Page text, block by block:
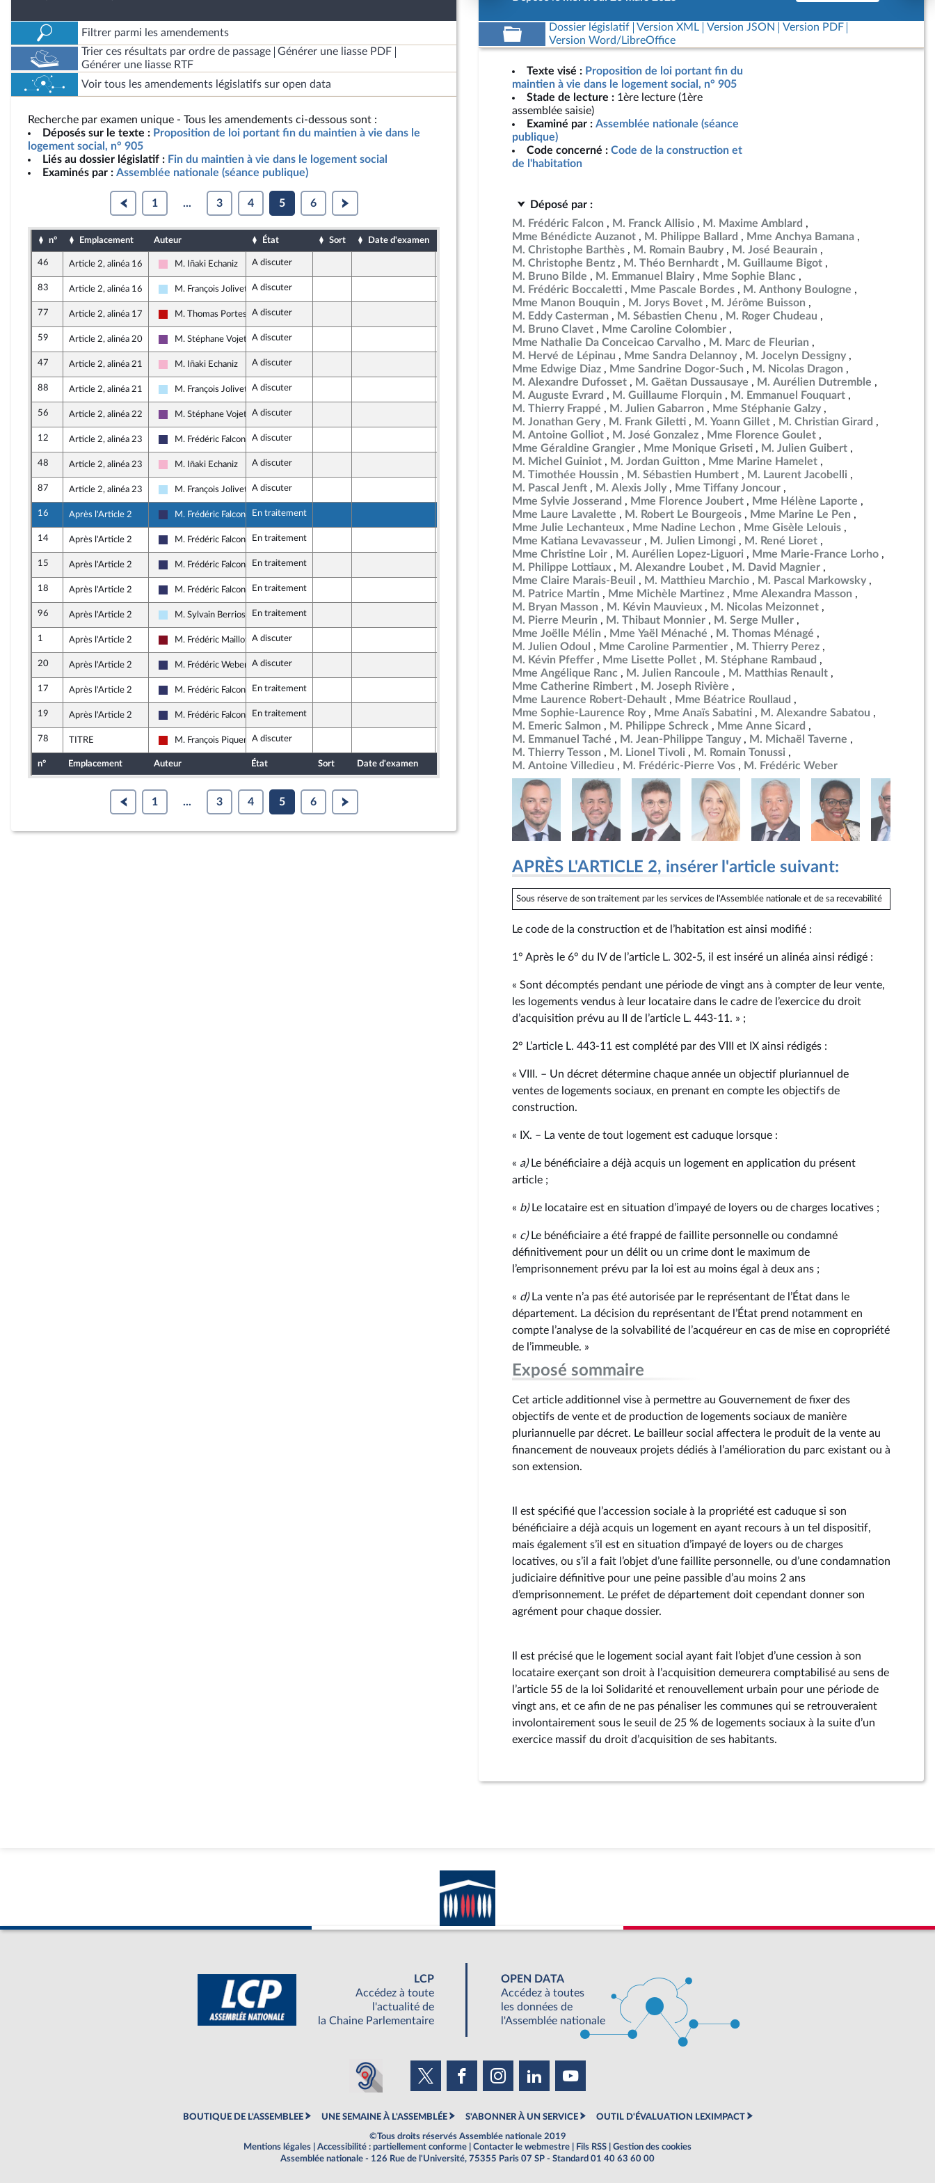
Filtrer parmi les amendements
Trier ces résultats par ordre de passage
Générer une liasse PDF
Générer une liasse RTF
Voir tous les amendements législatifs sur open data
Recherche par examen unique - Tous les amendements ci-dessous sont :
Déposés sur le texte : Proposition de loi portant fin du maintien à vie dans le
logement social, n° 905
Liés au dossier législatif : Fin du maintien à vie dans le logement social
Examinés par : Assemblée nationale (séance publique)
1 ... 3 4 5 6
n° Emplacement Auteur État Sort Date d'examen
46 Article 2, alinéa 16
Socialistes et apparentés
M. Iñaki Echaniz A discuter
83 Article 2, alinéa 16
Horizons & Indépendants
M. François Jolivet A discuter
77 Article 2, alinéa 17
La France insoumise - Nouveau Front Populaire
M. Thomas Portes A discuter
59 Article 2, alinéa 20
Ensemble pour la République
M. Stéphane VojettaA discuter
47 Article 2, alinéa 21
Socialistes et apparentés
M. Iñaki Echaniz A discuter
88 Article 2, alinéa 21
Horizons & Indépendants
M. François Jolivet A discuter
56 Article 2, alinéa 22
Ensemble pour la République
M. Stéphane VojettaA discuter
12 Article 2, alinéa 23
Rassemblement National
M. Frédéric Falcon A discuter
48 Article 2, alinéa 23
Socialistes et apparentés
M. Iñaki Echaniz A discuter
87 Article 2, alinéa 23
Horizons & Indépendants
M. François Jolivet A discuter
16 Après l'Article 2
Rassemblement National
M. Frédéric Falcon En traitement
14 Après l'Article 2
Rassemblement National
M. Frédéric Falcon En traitement
15 Après l'Article 2
Rassemblement National
M. Frédéric Falcon En traitement
18 Après l'Article 2
Rassemblement National
M. Frédéric Falcon En traitement
96 Après l'Article 2
Horizons & Indépendants
M. Sylvain Berrios En traitement
1 Après l'Article 2
Gauche Démocrate et Républicaine
M. Frédéric Maillot A discuter
20 Après l'Article 2
Rassemblement National
M. Frédéric Weber A discuter
17 Après l'Article 2
Rassemblement National
M. Frédéric Falcon En traitement
19 Après l'Article 2
Rassemblement National
M. Frédéric Falcon En traitement
78 TITRE
La France insoumise - Nouveau Front Populaire
M. François PiquemalA discuter
n° Emplacement Auteur État Sort Date d'examen
1 ... 3 4 5 6
Dossier législatif Version XML Version JSON
Version PDF
Version Word/LibreOffice
Texte visé : Proposition de loi portant fin du
maintien à vie dans le logement social, n° 905
Stade de lecture : 1ère lecture (1ère
assemblée saisie)
Examiné par : Assemblée nationale (séance
publique)
Code concerné : Code de la construction et
de l'habitation
Déposé par :
M. Frédéric Falcon
M. Franck Allisio
M. Maxime Amblard
Mme Bénédicte Auzanot
M. Philippe Ballard
Mme Anchya Bamana
M. Christophe Barthès
M. Romain Baubry
M. José Beaurain
M. Christophe Bentz
M. Théo Bernhardt
M. Guillaume Bigot
M. Bruno Bilde
M. Emmanuel Blairy
Mme Sophie Blanc
M. Frédéric Boccaletti
Mme Pascale Bordes
M. Anthony Boulogne
Mme Manon Bouquin
M. Jorys Bovet
M. Jérôme Buisson
M. Eddy Casterman
M. Sébastien Chenu
M. Roger Chudeau
M. Bruno Clavet
Mme Caroline Colombier
Mme Nathalie Da Conceicao Carvalho
M. Marc de Fleurian
M. Hervé de Lépinau
Mme Sandra Delannoy
M. Jocelyn Dessigny
Mme Edwige Diaz
Mme Sandrine Dogor-Such
M. Nicolas Dragon
M. Alexandre Dufosset
M. Gaëtan Dussausaye
M. Aurélien Dutremble
M. Auguste Evrard
M. Guillaume Florquin
M. Emmanuel Fouquart
M. Thierry Frappé
M. Julien Gabarron
Mme Stéphanie Galzy
M. Jonathan Gery
M. Frank Giletti M. Yoann Gillet
M. Christian Girard
M. Antoine Golliot
M. José Gonzalez
Mme Florence Goulet
Mme Géraldine Grangier
Mme Monique Griseti
M. Julien Guibert
M. Michel Guiniot
M. Jordan Guitton
Mme Marine Hamelet
M. Timothée Houssin
M. Sébastien Humbert
M. Laurent Jacobelli
M. Pascal Jenft
M. Alexis Jolly
Mme Tiffany Joncour
Mme Sylvie Josserand
Mme Florence Joubert
Mme Hélène Laporte
Mme Laure Lavalette
M. Robert Le Bourgeois
Mme Marine Le Pen
Mme Julie Lechanteux
Mme Nadine Lechon
Mme Gisèle Lelouis
Mme Katiana Levavasseur
M. Julien Limongi
M. René Lioret
Mme Christine Loir
M. Aurélien Lopez-Liguori
Mme Marie-France Lorho
M. Philippe Lottiaux
M. Alexandre Loubet
M. David Magnier
Mme Claire Marais-Beuil
M. Matthieu Marchio
M. Pascal Markowsky
M. Patrice Martin
Mme Michèle Martinez
Mme Alexandra Masson
M. Bryan Masson
M. Kévin Mauvieux
M. Nicolas Meizonnet
M. Pierre Meurin
M. Thibaut Monnier
M. Serge Muller
Mme Joëlle Mélin
Mme Yaël Ménaché
M. Thomas Ménagé
M. Julien Odoul
Mme Caroline Parmentier
M. Thierry Perez
M. Kévin Pfeffer
Mme Lisette Pollet
M. Stéphane Rambaud
Mme Angélique Ranc
M. Julien Rancoule
M. Matthias Renault
Mme Catherine Rimbert
M. Joseph Rivière
Mme Laurence Robert-Dehault
Mme Béatrice Roullaud
Mme Sophie-Laurence Roy
Mme Anaïs Sabatini
M. Alexandre Sabatou
M. Emeric Salmon
M. Philippe Schreck
Mme Anne Sicard
M. Emmanuel Taché
M. Jean-Philippe Tanguy
M. Michaël Taverne
M. Thierry Tesson
M. Lionel Tivoli
M. Romain Tonussi
M. Antoine Villedieu
M. Frédéric-Pierre Vos M. Frédéric Weber
APRÈS L'ARTICLE 2, insérer l'article suivant:
Sous réserve de son traitement par les services de l'Assemblée nationale et de sa recevabilité
Le code de la construction et de l’habitation est ainsi modifié :
1° Après le 6° du IV de l’article L. 302‑5, il est inséré un alinéa ainsi rédigé :
« Sont décomptés pendant une période de vingt ans à compter de leur vente,
les logements vendus à leur locataire dans le cadre de l’exercice du droit
d’acquisition prévu au II de l’article L. 443‑11. » ;
2° L’article L. 443‑11 est complété par des VIII et IX ainsi rédigés :
« VIII. – Un décret détermine chaque année un objectif pluriannuel de
ventes de logements sociaux, en prenant en compte les objectifs de
construction.
« IX. – La vente de tout logement est caduque lorsque :
« a)Le bénéficiaire a déjà acquis un logement en application du présent
article ;
« b)Le locataire est en situation d’impayé de loyers ou de charges locatives ;
« c)Le bénéficiaire a été frappé de faillite personnelle ou condamné
définitivement pour un délit ou un crime dont le maximum de
l’emprisonnement prévu par la loi est au moins égal à deux ans ;
« d)La vente n’a pas été autorisée par le représentant de l’État dans le
département. La décision du représentant de l’État prend notamment en
compte l’analyse de la solvabilité de l’acquéreur en cas de mise en copropriété
de l’immeuble. »
Exposé sommaire
Cet article additionnel vise à permettre au Gouvernement de fixer des
objectifs de vente et de production de logements sociaux de manière
pluriannuelle par décret. Le bailleur social affectera le produit de la vente au
financement de nouveaux projets dédiés à l’amélioration du parc existant ou à
son extension.
Il est spécifié que l’accession sociale à la propriété est caduque si son
bénéficiaire a déjà acquis un logement en ayant recours à un tel dispositif,
mais également s’il est en situation d’impayé de loyers ou de charges
locatives, ou s’il a fait l’objet d’une faillite personnelle, ou d’une condamnation
judiciaire définitive pour une peine passible d’au moins 2 ans
d’emprisonnement. Le préfet de département doit cependant donner son
agrément pour chaque dossier.
Il est précisé que le logement social ayant fait l’objet d’une cession à son
locataire exerçant son droit à l’acquisition demeurera comptabilisé au sens de
l’article 55 de la loi Solidarité et renouvellement urbain pour une période de
vingt ans, et ce afin de ne pas pénaliser les communes qui se retrouveraient
involontairement sous le seuil de 25 % de logements sociaux à la suite d’un
exercice massif du droit d’acquisition de ses habitants.
LCP
Accédez à toute
l'actualité de
la Chaine Parlementaire
OPEN DATA
Accédez à toutes
les données de
l'Assemblée nationale
BOUTIQUE DE L'ASSEMBLEE UNE SEMAINE À L'ASSEMBLÉE S'ABONNER À UN SERVICE OUTIL D'ÉVALUATION LEXIMPACT
©Tous droits réservés Assemblée nationale 2019
Mentions légales
Accessibilité : partiellement conforme Contacter le webmestre Fils RSS
Gestion des cookies
Assemblée nationale - 126 Rue de l'Université, 75355 Paris 07 SP - Standard 01 40 63 60 00